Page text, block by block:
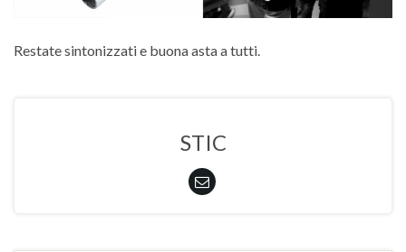
Restate sintonizzati e buona asta a tutti.
STIC